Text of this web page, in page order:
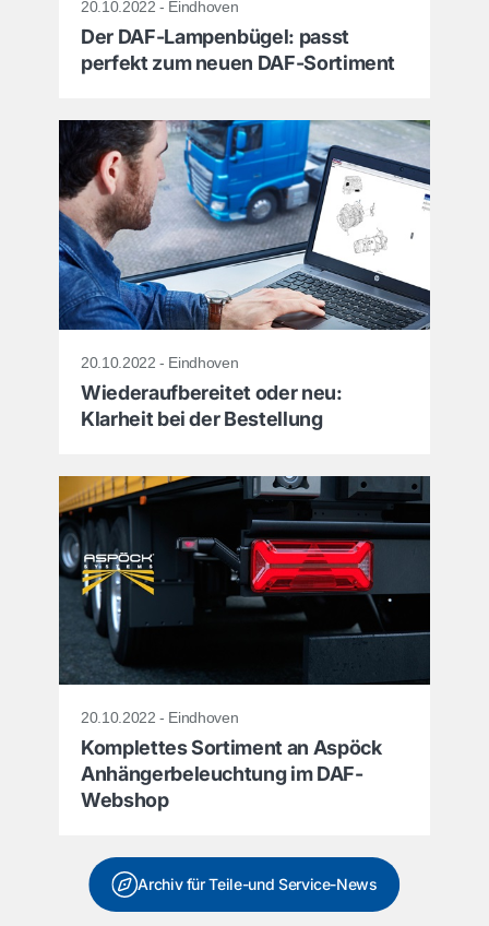
20.10.2022 - Eindhoven
Der DAF-Lampenbügel: passt
perfekt zum neuen DAF-Sortiment
20.10.2022 - Eindhoven
Wiederaufbereitet oder neu:
Klarheit bei der Bestellung
20.10.2022 - Eindhoven
Komplettes Sortiment an Aspöck
Anhängerbeleuchtung im DAF-
Webshop
Archiv für Teile-und Service-News